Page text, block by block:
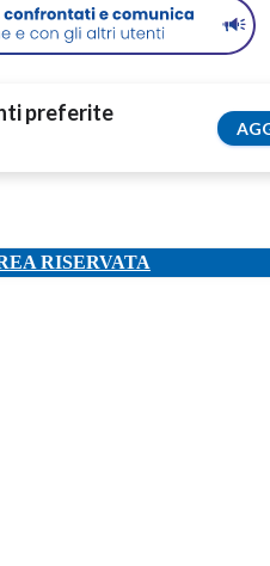
preferite
RISERVATA